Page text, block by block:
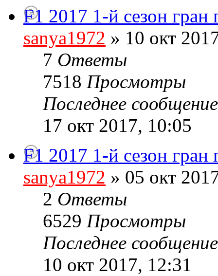
F1 2017 1-й сезон гран
sanya1972 » 10 окт
7 Ответы
7518 Просмотры
Последнее
17 окт 2017, 10:05
F1 2017 1-й сезон гран
sanya1972 » 05 окт
2 Ответы
6529 Просмотры
Последнее
10 окт 2017, 12:31